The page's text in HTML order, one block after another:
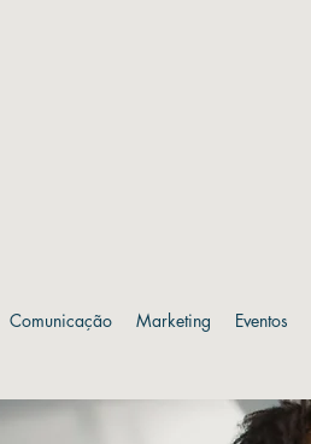
Comunicação Marketing Eventos